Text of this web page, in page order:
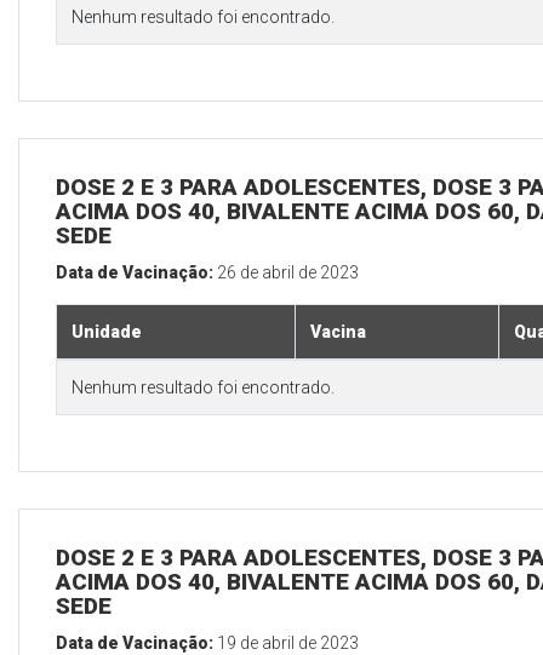
Nenhum resultado foi encontrado.
DOSE 2 E 3 PARA ADOLESCENTES, DOSE 3
ACIMA DOS 40, BIVALENTE ACIMA DOS 60,
SEDE
Data de Vacinação: 26 de abril de 2023
Unidade Vacina
Nenhum resultado foi encontrado.
DOSE 2 E 3 PARA ADOLESCENTES, DOSE 3
ACIMA DOS 40, BIVALENTE ACIMA DOS 60,
SEDE
Data de Vacinação: 19 de abril de 2023